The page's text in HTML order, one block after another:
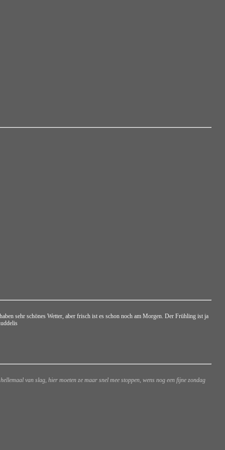
sehr schönes Wetter, aber frisch ist es schon noch am Morgen. Der Frühling ist ja
van slag, hier moeten ze maar snel mee stoppen, wens nog een fijne zondag